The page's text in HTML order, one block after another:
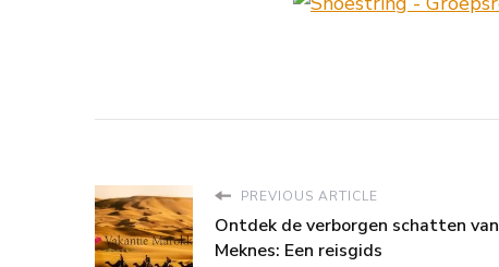
PREVIOUS ARTICLE
Ontdek de verborgen schatten van
Meknes: Een reisgids